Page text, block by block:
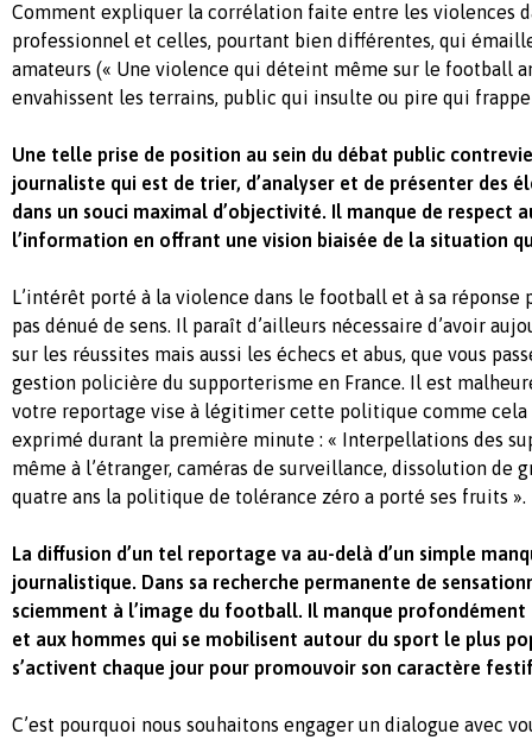
Comment expliquer la corrélation faite entre les violences
professionnel et celles, pourtant bien différentes, qui
amateurs (« Une violence qui déteint même sur le football
envahissent les terrains, public qui insulte ou pire qui
Une telle prise de position au sein du débat public
journaliste qui est de trier, d’analyser et de présenter des
dans un souci maximal d’objectivité. Il manque de respect
l’information en offrant une vision biaisée de la situation
L’intérêt porté à la violence dans le football et à sa réponse
pas dénué de sens. Il paraît d’ailleurs nécessaire d’avoir
sur les réussites mais aussi les échecs et abus, que vous
gestion policière du supporterisme en France. Il est
votre reportage vise à légitimer cette politique comme
exprimé durant la première minute : « Interpellations des
même à l’étranger, caméras de surveillance, dissolution de
quatre ans la politique de tolérance zéro a porté ses fruits ».
La diffusion d’un tel reportage va au-delà d’un simple
journalistique. Dans sa recherche permanente de
sciemment à l’image du football. Il manque profondément
et aux hommes qui se mobilisent autour du sport le plus
s’activent chaque jour pour promouvoir son caractère
C’est pourquoi nous souhaitons engager un dialogue avec